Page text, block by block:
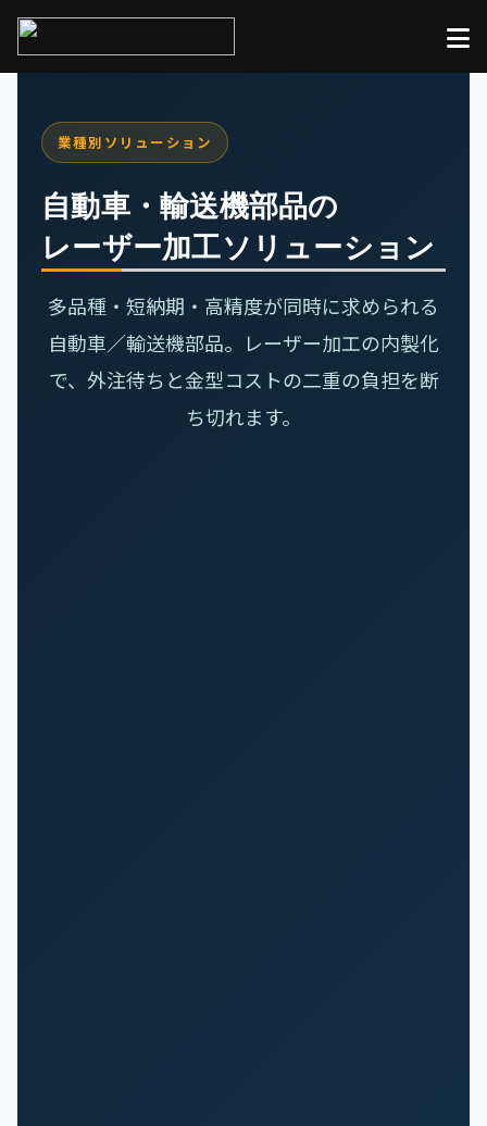
業種別ソリューション
自動車・輸送機部品の
レーザー加工ソリューション
多品種・短納期・高精度が同時に求められる
自動車／輸送機部品。レーザー加工の内製化
で、外注待ちと金型コストの二重の負担を断
ち切れます。